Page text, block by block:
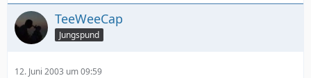
TeeWeeCap
Jungspund
12. Juni 2003 um 09:59